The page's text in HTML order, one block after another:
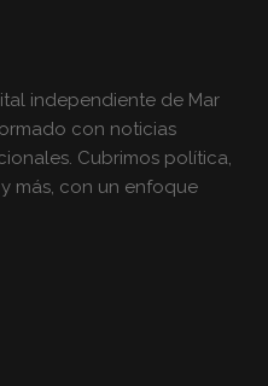
independiente de Mar
con noticias
Cubrimos política,
más, con un enfoque